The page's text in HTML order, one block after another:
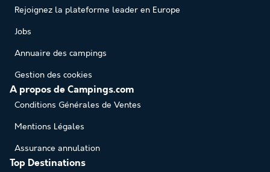
Rejoignez la plateforme leader en Europe
Jobs
Annuaire des campings
Gestion des cookies
A propos de Campings.com
Conditions Générales de Ventes
Mentions Légales
Assurance annulation
Top Destinations